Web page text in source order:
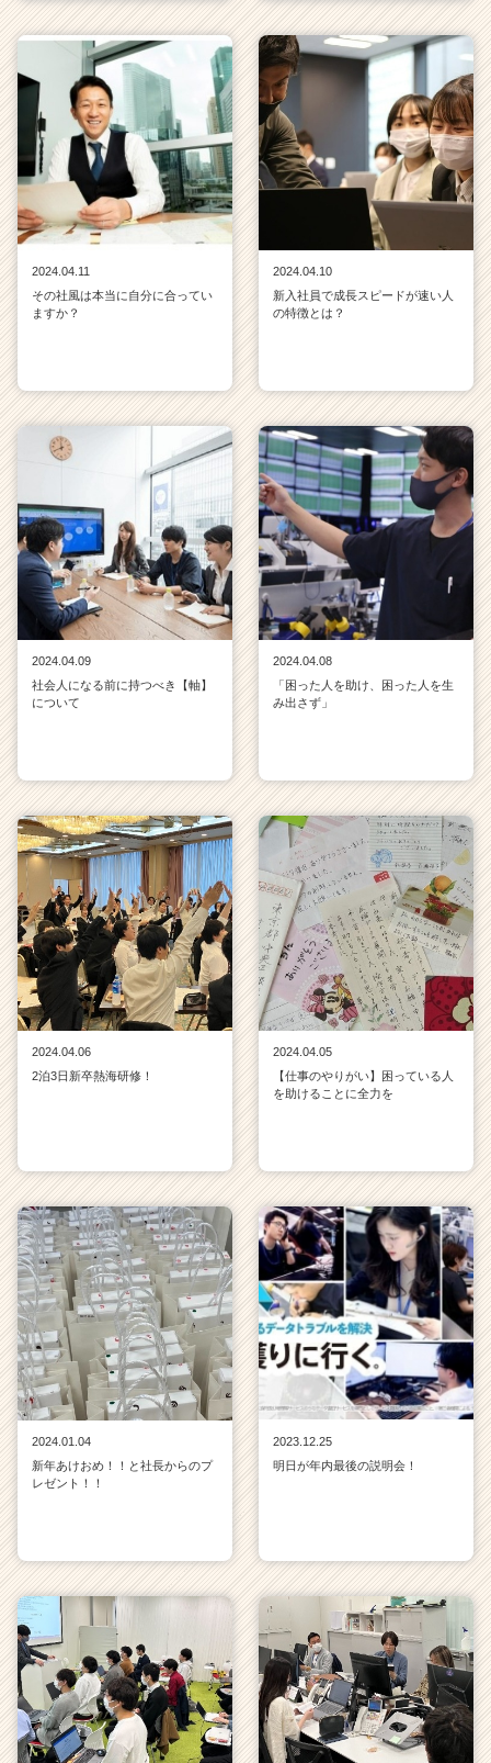
2024.04.11
その社風は本当に自分に合ってい
ますか？
2024.04.10
新入社員で成長スピードが速い人
の特徴とは？
2024.04.09
社会人になる前に持つべき【軸】
について
2024.04.08
「困った人を助け、困った人を生
み出さず」
2024.04.06
2泊3日新卒熱海研修！
2024.04.05
【仕事のやりがい】困っている人
を助けることに全力を
2024.01.04
新年あけおめ！！と社長からのプ
レゼント！！
2023.12.25
明日が年内最後の説明会！